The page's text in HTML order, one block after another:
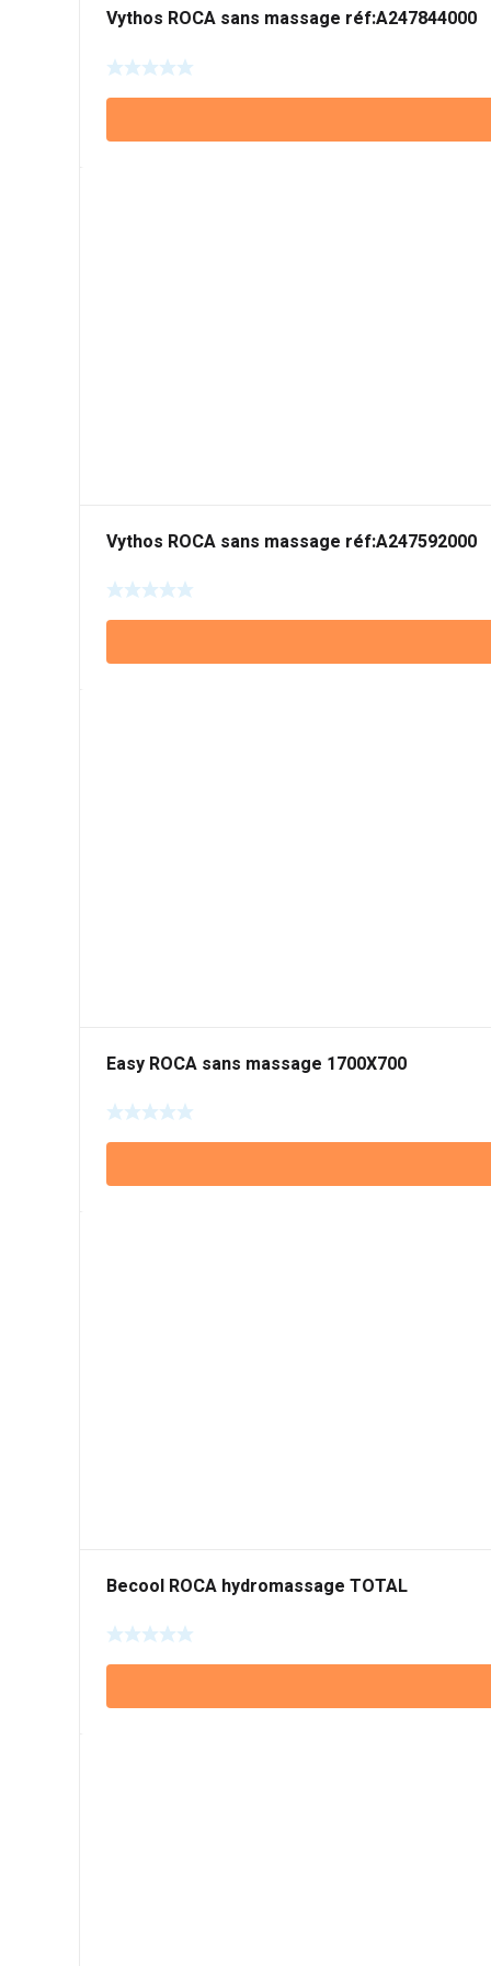
Vythos ROCA sans massage réf:A247844000
Vythos ROCA sans massage réf:A247592000
Easy ROCA sans massage 1700X700
Becool ROCA hydromassage TOTAL